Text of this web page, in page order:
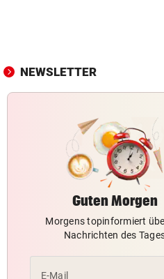
NEWSLETTER
Guten Morgen
Morgens topinformiert
Nachrichten des
E-Mail